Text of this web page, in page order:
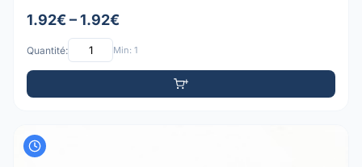
1.92€ – 1.92€
Quantité: Min: 1